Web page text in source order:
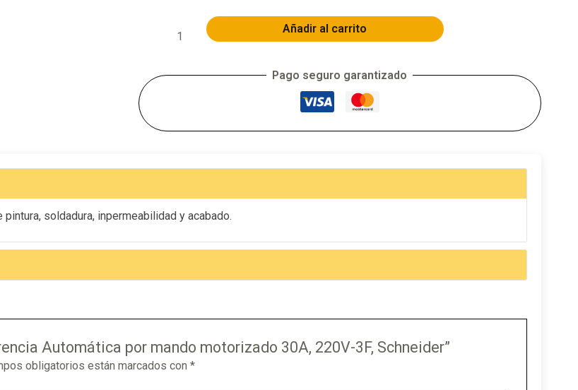
Añadir al carrito
Pago seguro garantizado
soldadura, inpermeabilidad y acabado.
Automática por mando motorizado 30A, 220V-3F, Schneider”
obligatorios están marcados con *